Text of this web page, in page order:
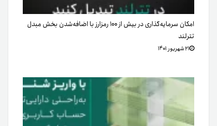
امکان سرمایه‌گذاری در بیش‌ از ۱۰۰ رمزارز با اضافه‌شدن بخش مبدل
تترلند
۲۱ شهریور ۱۴۰۱